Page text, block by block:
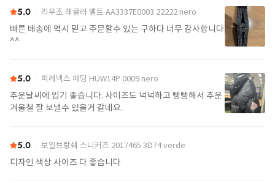
5.0 리우조 레귤러 벨트 AA3337E0003 22222 nero
빠른 배송에 역시 믿고 주문할수 있는 구하다 너무 감사합니다
^^
5.0 피레넥스 패딩 HUW14P 0009 nero
추운날씨에 입기 좋습니다. 사이즈도 넉넉하고 빵빵해서 추운
겨울철 잘 보낼수 있을거 같네요.
5.0 보일브랑쉐 스니커즈 2017465 3D74 verde
디자인 색상 사이즈 다 좋습니다